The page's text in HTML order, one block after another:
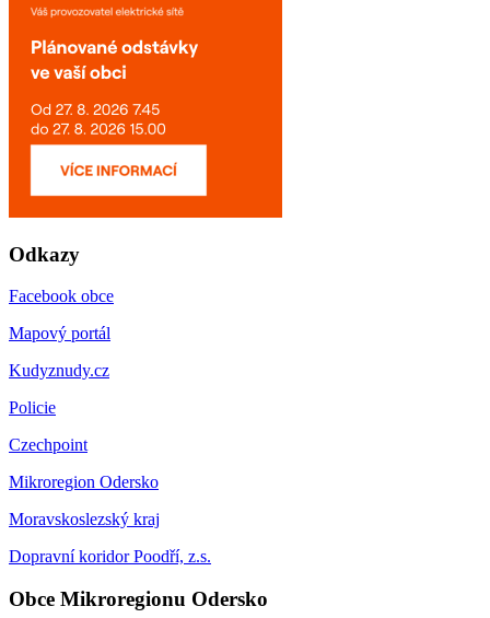
Odkazy
Facebook obce
Mapový portál
Kudyznudy.cz
Policie
Czechpoint
Mikroregion Odersko
Moravskoslezský kraj
Dopravní koridor Poodří, z.s.
Obce Mikroregionu Odersko